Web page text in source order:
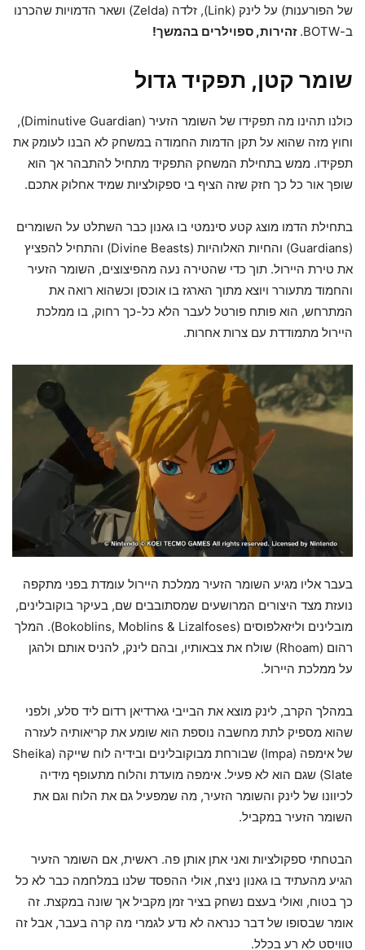
של הפורענות) על לינק (Link), זלדה (Zelda) ושאר הדמויות שהכרנו
ב-BOTW.
זהירות, ספוילרים בהמשך!
שומר קטן, תפקיד גדול
כולנו תהינו מה תפקידו של השומר הזעיר (Diminutive Guardian),
וחוץ מזה שהוא על תקן הדמות החמודה במשחק לא הבנו לעומק את
תפקידו. ממש בתחילת המשחק התפקיד מתחיל להתבהר אך הוא
שופך אור כל כך חזק שזה הציף בי ספקולציות שמיד אחלוק אתכם.
בתחילת הדמו מוצג קטע סינמטי בו גאנון כבר השתלט על השומרים
(Guardians) והחיות האלוהיות (Divine Beasts) והתחיל להפציץ
את טירת היירול. תוך כדי שהטירה נעה מהפיצוצים, השומר הזעיר
והחמוד מתעורר ויוצא מתוך הארגז בו אוכסן וכשהוא רואה את
המתרחש, הוא פותח פורטל לעבר הלא כל-כך רחוק, בו ממלכת
היירול מתמודדת עם צרות אחרות.
בעבר אליו מגיע השומר הזעיר ממלכת היירול עומדת בפני מתקפה
נועזת מצד היצורים המרושעים שמסתובבים שם, בעיקר בוקובלינים,
מובלינים וליזאלפוסים (Bokoblins, Moblins & Lizalfoses). המלך
רהום (Rhoam) שולח את צבאותיו, ובהם לינק, להניס אותם ולהגן
על ממלכת היירול.
במהלך הקרב, לינק מוצא את הבייבי גארדיאן רדום ליד סלע, ולפני
שהוא מספיק לתת מחשבה נוספת הוא שומע את קריאותיה לעזרה
של אימפה (Impa) שבורחת מבוקובלינים ובידיה לוח שייקה (Sheika
Slate) שגם הוא לא פעיל. אימפה מועדת והלוח מתעופף מידיה
לכיוונו של לינק והשומר הזעיר, מה שמפעיל גם את הלוח וגם את
השומר הזעיר במקביל.
הבטחתי ספקולציות ואני אתן אותן פה. ראשית, אם השומר הזעיר
הגיע מהעתיד בו גאנון ניצח, אולי ההפסד שלנו במלחמה כבר לא כל
כך בטוח, ואולי בעצם נשחק בציר זמן מקביל אך שונה במקצת. זה
אומר שבסופו של דבר כנראה לא נדע לגמרי מה קרה בעבר, אבל זה
טוויסט לא רע בכלל.